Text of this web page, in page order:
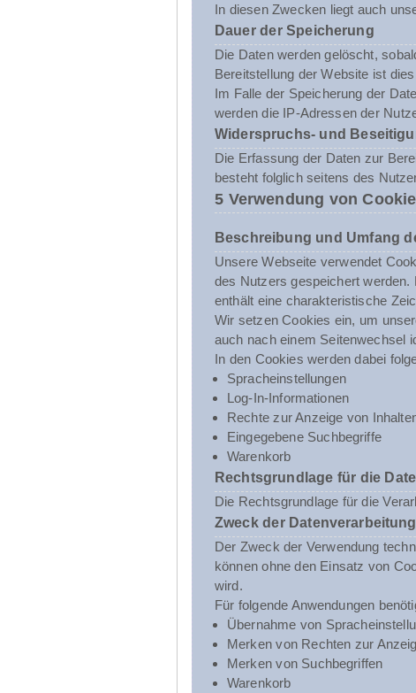
In diesen Zwecken liegt auch
Dauer der Speicherung
Die Daten werden gelöscht,
Bereitstellung der Website ist
Im Falle der Speicherung der
werden die IP-Adressen der
Widerspruchs- und
Die Erfassung der Daten zur
besteht folglich seitens des
5 Verwendung von
Beschreibung und Umfang
Unsere Webseite verwendet
des Nutzers gespeichert
enthält eine charakteristische
Wir setzen Cookies ein, um
auch nach einem Seitenwechsel
In den Cookies werden dabei
Spracheinstellungen
Log-In-Informationen
Rechte zur Anzeige von
Eingegebene Suchbegriffe
Warenkorb
Rechtsgrundlage für die
Die Rechtsgrundlage für die
Zweck der Datenverarbeitung
Der Zweck der Verwendung
können ohne den Einsatz von
wird.
Für folgende Anwendungen
Übernahme von
Merken von Rechten zur
Merken von Suchbegriffen
Warenkorb